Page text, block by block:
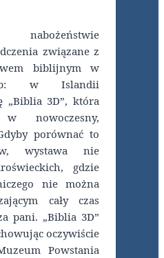
związane z
biblijnym w
w Islandii
„Biblia 3D”, która
nowoczesny,
porównać to
wystawa nie
gdzie
nie można
cały czas
pani. „Biblia 3D”
oczywiście
Powstania